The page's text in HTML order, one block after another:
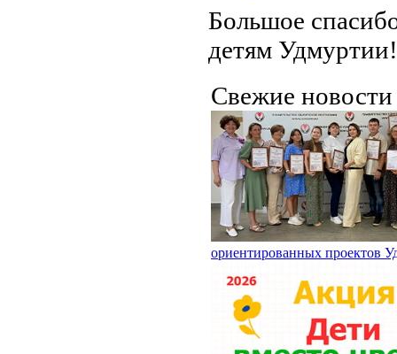
Большое
детям Удмуртии!
Свежие
ориентированных проектов